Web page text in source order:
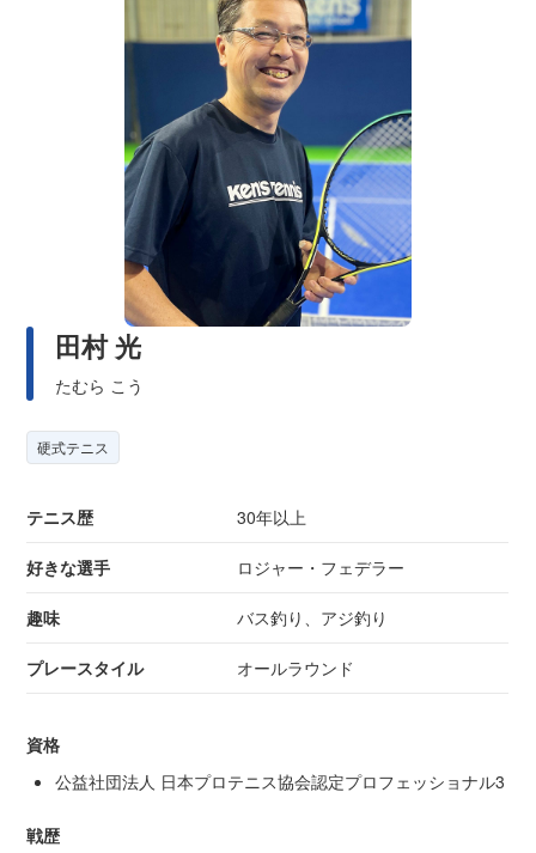
田村 光
たむら こう
硬式テニス
テニス歴 30年以上
好きな選手 ロジャー・フェデラー
趣味 バス釣り、アジ釣り
プレースタイル オールラウンド
資格
公益社団法人 日本プロテニス協会認定プロフェッショナル3
戦歴